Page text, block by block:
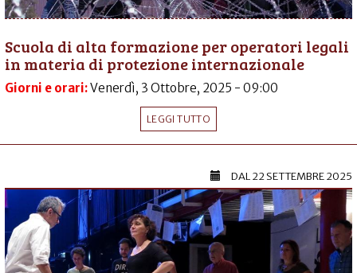
Scuola di alta formazione per operatori legali
in materia di protezione internazionale
Giorni e orari:Venerdì, 3 Ottobre, 2025 - 09:00
LEGGI TUTTO
DAL22 SETTEMBRE 2025